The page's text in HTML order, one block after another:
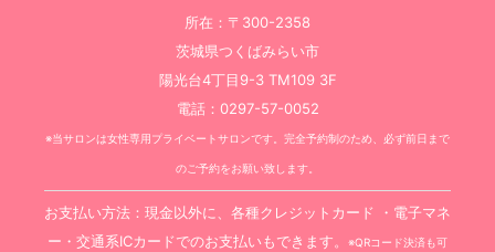
所在：〒300-2358
茨城県つくばみらい市
陽光台4丁目9-3 TM109 3F
電話：0297-57-0052
※当サロンは女性専用プライベートサロンです。完全予約制のため、必ず前日まで
のご予約をお願い致します。
お支払い方法：現金以外に、各種クレジットカード ・電子マネ
ー・交通系ICカードでのお支払いもできます。
※QRコード決済も可